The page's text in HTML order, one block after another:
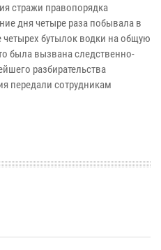
стражи правопорядка
дня четыре раза побывала в
бутылок водки на общую
была вызвана следственно-
разбирательства
передали сотрудникам